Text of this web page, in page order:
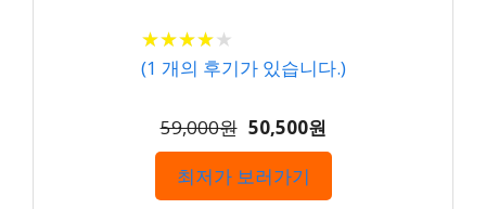
★★★★★
★★★★★
(1 개의 후기가 있습니다.)
59,000원 50,500원
최저가 보러가기